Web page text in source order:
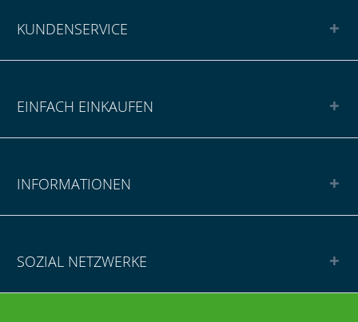
KUNDENSERVICE
EINFACH EINKAUFEN
INFORMATIONEN
SOZIAL NETZWERKE